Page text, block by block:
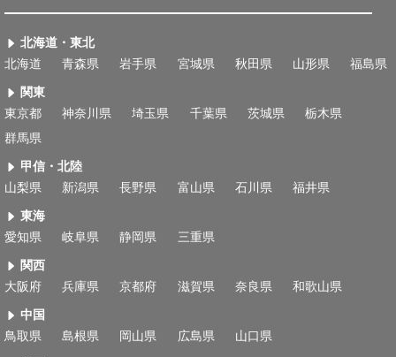
北海道・東北
北海道
青森県 岩手県 宮城県 秋田県 山形県 福島県
関東
東京都
神奈川県 埼玉県 千葉県 茨城県
栃木県
群馬県
甲信・北陸
山梨県
新潟県 長野県 富山県 石川県 福井県
東海
愛知県
岐阜県 静岡県 三重県
関西
大阪府
兵庫県 京都府 滋賀県 奈良県 和歌山県
中国
鳥取県
島根県 岡山県 広島県 山口県